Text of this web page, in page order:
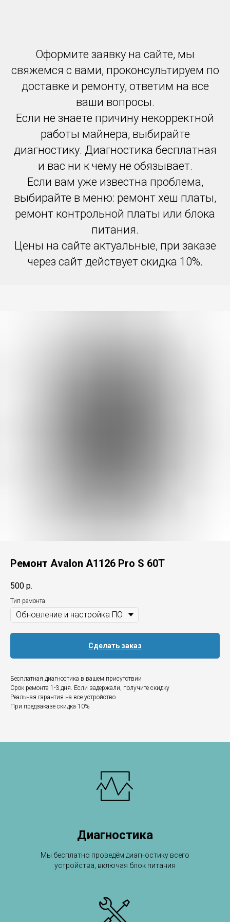
Оформите заявку на сайте, мы
свяжемся с вами, проконсультируем по
доставке и ремонту, ответим на все
ваши вопросы.
Если не знаете причину некорректной
работы майнера, выбирайте
диагностику. Диагностика бесплатная
и вас ни к чему не обязывает.
Если вам уже известна проблема,
выбирайте в меню: ремонт хеш платы,
ремонт контрольной платы или блока
питания.
Цены на сайте актуальные, при заказе
через сайт действует скидка 10%.
Ремонт Avalon A1126 Pro S 60T
500 р.
Тип ремонта
Сделать заказ
Бесплатная диагностика в вашем присутствии
Срок ремонта 1-3 дня. Если задержали, получите скидку
Реальная гарантия на все устройство
При предзаказе скидка 10%
Диагностика
Мы бесплатно проведём диагностику всего
устройства, включая блок питания